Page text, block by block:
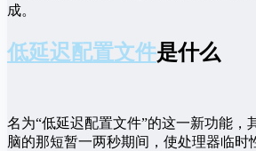
成。
低延迟配置文件是什么
名为“低延迟配置文件”的这一新功能，
脑的那短暂一两秒期间，使处理器临时